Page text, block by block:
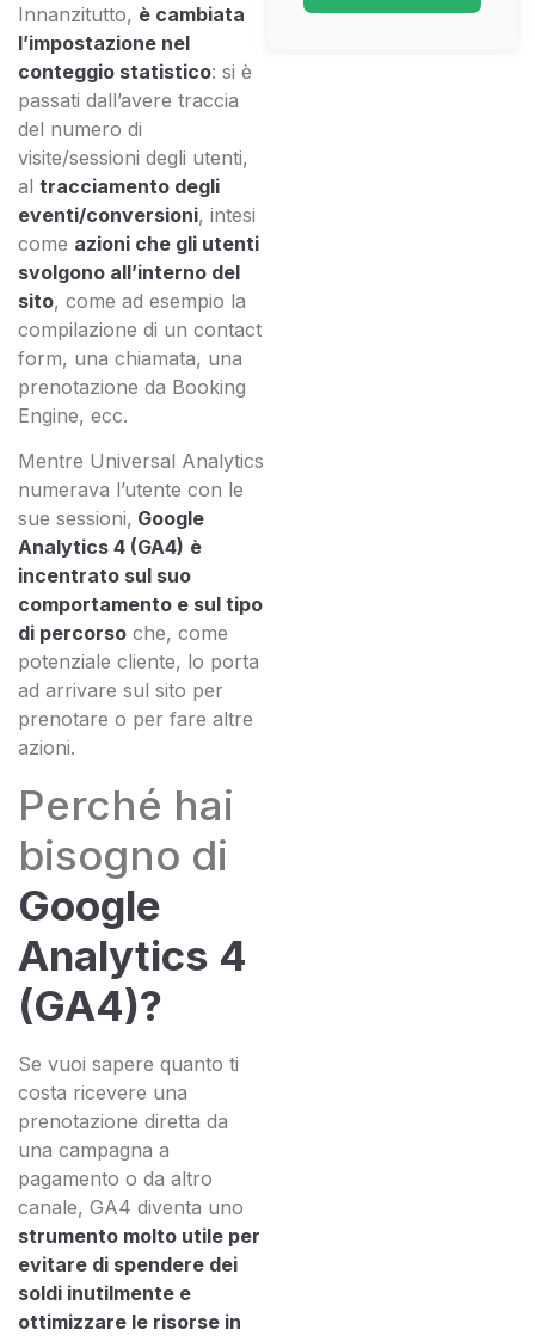
Innanzitutto, è cambiata
l’impostazione nel
conteggio statistico: si è
passati dall’avere traccia
del numero di
visite/sessioni degli utenti,
al tracciamento degli
eventi/conversioni, intesi
come azioni che gli utenti
svolgono all’interno del
sito, come ad esempio la
compilazione di un contact
form, una chiamata, una
prenotazione da Booking
Engine, ecc.
Mentre Universal Analytics
numerava l’utente con le
sue sessioni, Google
Analytics 4 (GA4) è
incentrato sul suo
comportamento e sul tipo
di percorso che, come
potenziale cliente, lo porta
ad arrivare sul sito per
prenotare o per fare altre
azioni.
Perché hai
bisogno di
Google
Analytics 4
(GA4)?
Se vuoi sapere quanto ti
costa ricevere una
prenotazione diretta da
una campagna a
pagamento o da altro
canale, GA4 diventa uno
strumento molto utile per
evitare di spendere dei
soldi inutilmente e
ottimizzare le risorse in